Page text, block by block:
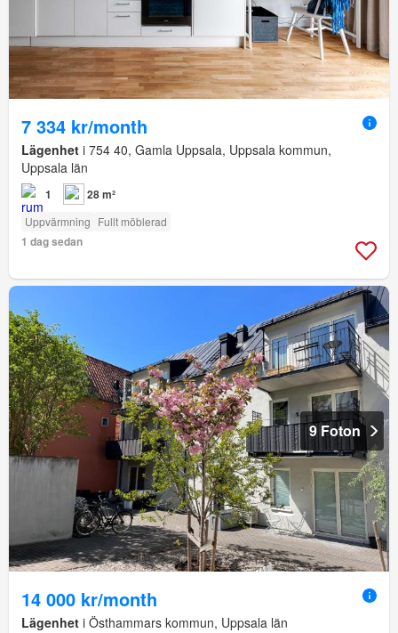
7 334 kr/month
Lägenhet i 754 40, Gamla Uppsala, Uppsala kommun,
Uppsala län
1 28 m²
Uppvärmning Fullt möblerad
1 dag sedan
9 Foton
14 000 kr/month
Lägenhet i Östhammars kommun, Uppsala län